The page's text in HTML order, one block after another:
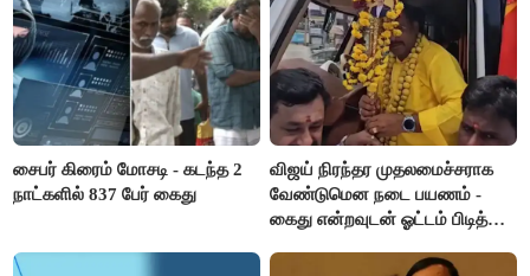
சைபர் கிரைம் மோசடி - கடந்த 2
நாட்களில் 837 பேர் கைது
விஜய் நிரந்தர முதலமைச்சராக
வேண்டுமென நடை பயணம் -
கைது என்றவுடன் ஓட்டம் பிடித்த